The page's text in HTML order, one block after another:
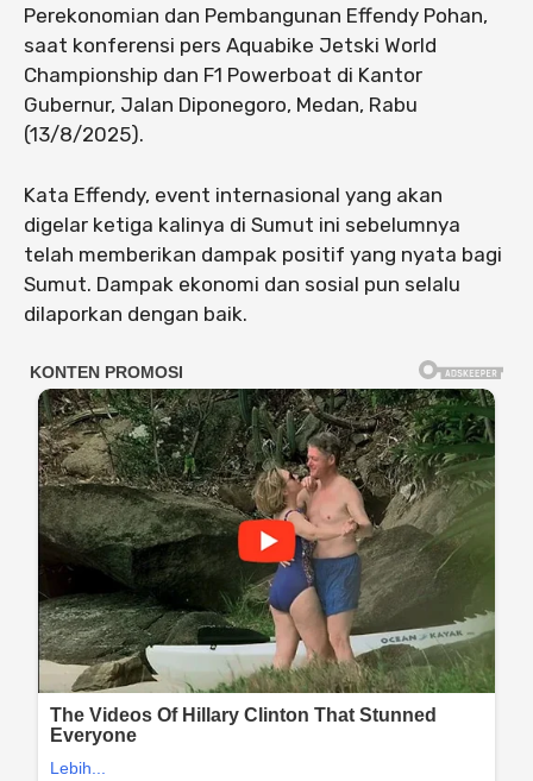
Perekonomian dan Pembangunan Effendy Pohan,
saat konferensi pers Aquabike Jetski World
Championship dan F1 Powerboat di Kantor
Gubernur, Jalan Diponegoro, Medan, Rabu
(13/8/2025).
Kata Effendy, event internasional yang akan
digelar ketiga kalinya di Sumut ini sebelumnya
telah memberikan dampak positif yang nyata bagi
Sumut. Dampak ekonomi dan sosial pun selalu
dilaporkan dengan baik.